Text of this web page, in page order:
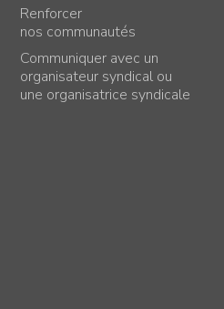
Renforcer
nos communautés
Communiquer avec un
organisateur syndical ou
une organisatrice syndicale